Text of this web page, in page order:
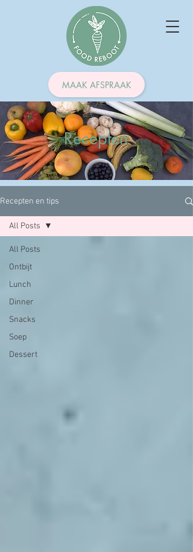
MAAK AFSPRAAK
Recepten
Recepten en tips
All Posts
Ontbijt
Lunch
Dinner
Snacks
Soep
Dessert
All Posts